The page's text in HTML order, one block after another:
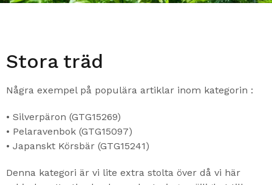
Stora träd
Några exempel på populära artiklar inom kategorin :
• Silverpäron (GTG15269)
• Pelaravenbok (GTG15097)
• Japanskt Körsbär (GTG15241)
Denna kategori är vi lite extra stolta över då vi här